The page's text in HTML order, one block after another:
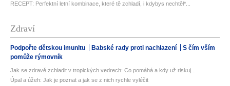
RECEPT: Perfektní letní kombinace, které tě zchladí, i kdybys nechtěl*...
Zdraví
Podpořte dětskou imunitu Babské rady proti nachlazení
S čím vším
pomůže rýmovník
Jak se zdravě zchladit v tropických vedrech: Co pomáhá a kdy už riskuj...
Úpal a úžeh: Jak je poznat a jak se z nich rychle vyléčit